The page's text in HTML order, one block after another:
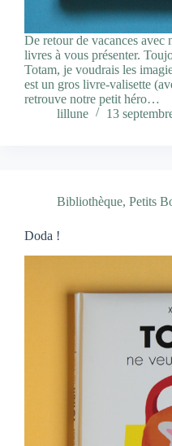
De retour de vacances
livres à vous présenter.
Totam, je voudrais les
est un gros livre-valisette
retrouve notre petit héro…
lillune
13
Bibliothèque, Petits
Doda !